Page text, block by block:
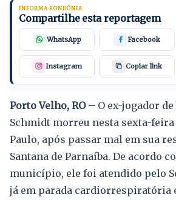
INFORMA RONDÔNIA
Compartilhe esta reportagem
WhatsApp Facebook
Instagram Copiar link
Porto Velho, RO – O ex-jogador
Schmidt morreu nesta sexta-feira
Paulo, após passar mal em sua
Santana de Parnaíba. De acordo
município, ele foi atendido pelo
já em parada cardiorrespiratória